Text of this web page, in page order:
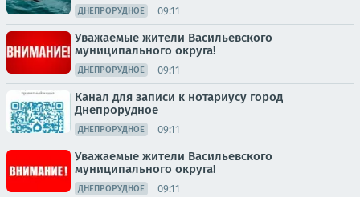
ДНЕПРОРУДНОЕ 09:11
Уважаемые жители Васильевского
муниципального округа!
ДНЕПРОРУДНОЕ 09:11
Канал для записи к нотариусу город
Днепрорудное
ДНЕПРОРУДНОЕ 09:11
Уважаемые жители Васильевского
муниципального округа!
ДНЕПРОРУДНОЕ 09:11